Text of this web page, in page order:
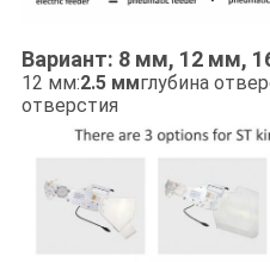
Вариант: 8 мм, 12 мм,
12 мм:2.5 ммглубина
отверстия